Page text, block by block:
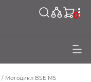
0
Мотоцикл BSE М5